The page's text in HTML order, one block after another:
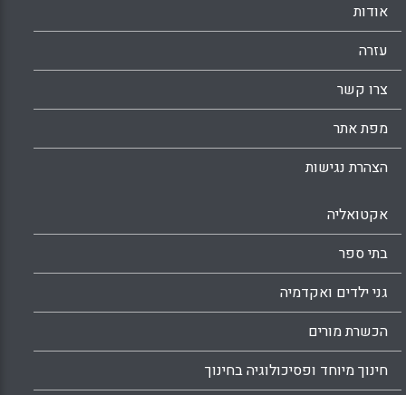
אודות
עזרה
צרו קשר
מפת אתר
הצהרת נגישות
אקטואליה
בתי ספר
גני ילדים ואקדמיה
הכשרת מורים
חינוך מיוחד ופסיכולוגיה בחינוך